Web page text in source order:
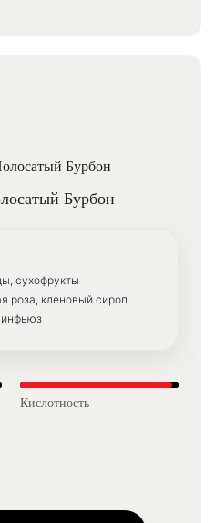
Бурбон
сухофрукты
роза, кленовый сироп
инфьюз
Кислотность